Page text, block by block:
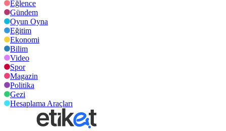
Eğlence
Gündem
Oyun Oyna
Eğitim
Ekonomi
Bilim
Video
Spor
Magazin
Politika
Gezi
Hesaplama Araçları